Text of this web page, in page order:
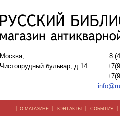
Москва,
Чистопрудный бульвар, д.14
8
| О МАГАЗИНЕ | КОНТАКТЫ | СОБЫТИЯ